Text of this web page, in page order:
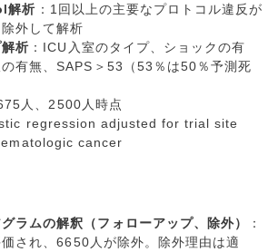
解析 ：1回以上の主要なプロトコル違反が
外して解析
析 ：ICU入室のタイプ、ショックの有
有無、SAPS＞53（53％は50％予測死
人、2500人時点
regression adjusted for trial site
cancer
ラムの解釈（フォローアップ、除外）
：
され、6650人が除外。除外理由は適